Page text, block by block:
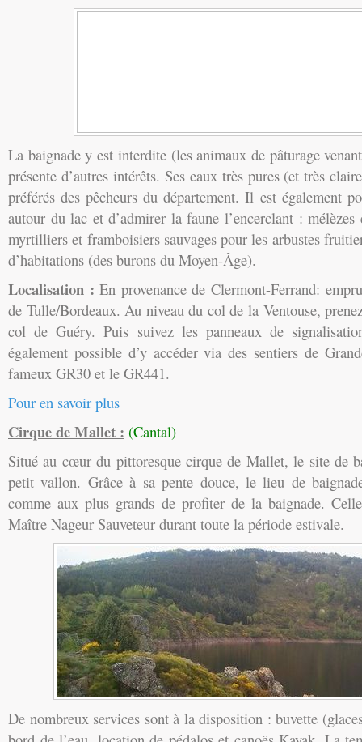
La baignade y est interdite (les animaux de pâturage
présente d’autres intérêts. Ses eaux très pures (et très
préférés des pêcheurs du département. Il est également
autour du lac et d’admirer la faune l’encerclant :
myrtilliers et framboisiers sauvages pour les arbustes
d’habitations (des burons du Moyen-Âge).
Localisation : En provenance de Clermont-Ferrand:
de Tulle/Bordeaux. Au niveau du col de la Ventouse,
col de Guéry. Puis suivez les panneaux de
également possible d’y accéder via des sentiers de
fameux GR30 et le GR441.
Pour en savoir plus
Cirque de Mallet : (Cantal)
Situé au cœur du pittoresque cirque de Mallet, le site de
petit vallon. Grâce à sa pente douce, le lieu de
comme aux plus grands de profiter de la baignade.
Maître Nageur Sauveteur durant toute la période estivale.
De nombreux services sont à la disposition : buvette